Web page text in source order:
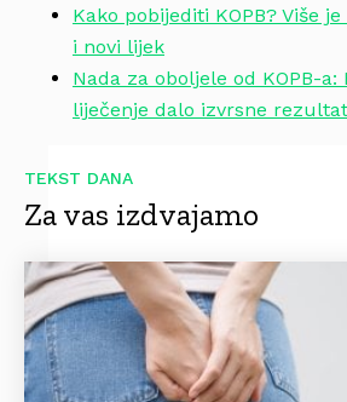
Kako pobijediti KOPB? Više
i novi lijek
Nada za oboljele od KOPB-
liječenje dalo izvrsne
TEKST DANA
Za vas izdvajamo